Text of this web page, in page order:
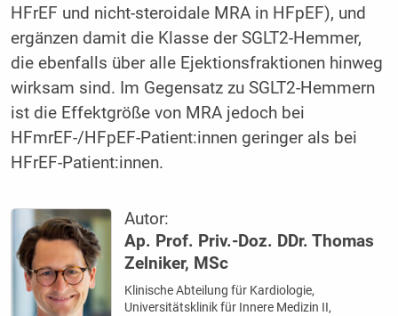
HFrEF und nicht-steroidale MRA in HFpEF), und
ergänzen damit die Klasse der SGLT2-Hemmer,
die ebenfalls über alle Ejektionsfraktionen hinweg
wirksam sind. Im Gegensatz zu SGLT2-Hemmern
ist die Effektgröße von MRA jedoch bei
HFmrEF-/HFpEF-Patient:innen geringer als bei
HFrEF-Patient:innen.
Autor:
Ap. Prof. Priv.-Doz. DDr. Thomas
Zelniker, MSc
Klinische Abteilung für Kardiologie,
Universitätsklinik für Innere Medizin II,